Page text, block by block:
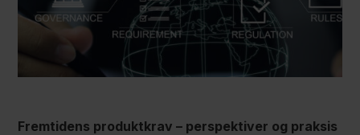
Fremtidens produktkrav – perspektiver og praksis